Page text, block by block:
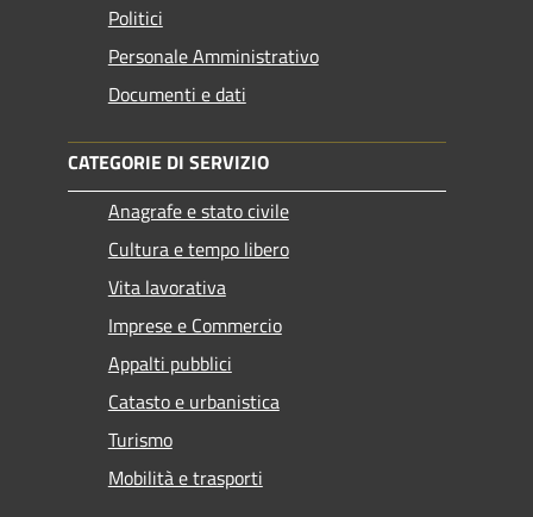
Politici
Personale Amministrativo
Documenti e dati
CATEGORIE DI SERVIZIO
Anagrafe e stato civile
Cultura e tempo libero
Vita lavorativa
Imprese e Commercio
Appalti pubblici
Catasto e urbanistica
Turismo
Mobilità e trasporti